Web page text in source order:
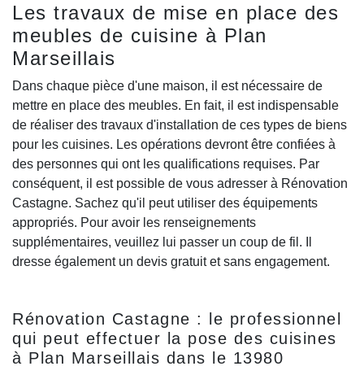
Les travaux de mise en place des
meubles de cuisine à Plan
Marseillais
Dans chaque pièce d'une maison, il est nécessaire de
mettre en place des meubles. En fait, il est indispensable
de réaliser des travaux d'installation de ces types de biens
pour les cuisines. Les opérations devront être confiées à
des personnes qui ont les qualifications requises. Par
conséquent, il est possible de vous adresser à Rénovation
Castagne. Sachez qu'il peut utiliser des équipements
appropriés. Pour avoir les renseignements
supplémentaires, veuillez lui passer un coup de fil. Il
dresse également un devis gratuit et sans engagement.
Rénovation Castagne : le professionnel
qui peut effectuer la pose des cuisines
à Plan Marseillais dans le 13980